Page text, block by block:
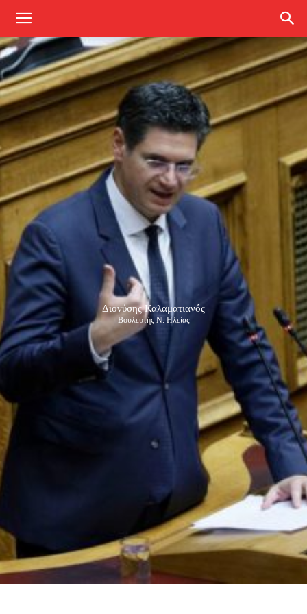
Διονύσης Καλαματιανός
Βουλευτής Ν. Ηλείας